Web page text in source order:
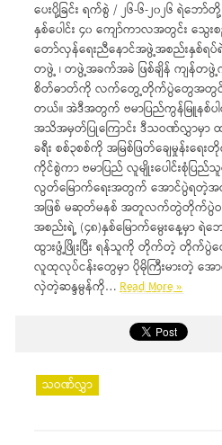
ပေးပို့ခြင်း ရက်စွဲ / ၂၆-၆-၂၀၂၆ ရဲဘ
နှစ်ပေါင်း ၄၀ ကျော်ကာလအတွင်း သွ
တော်လှန်ရေးညီနောင်အဖွဲ့အစည်းနှစ်ရပ်ရဲ့
တဖွဲ့ ၊ တဖွဲ့အခက်အခဲ ဖြစ်ချိန် ကျန်တ
စိတ်ဓာတ်ကို လက်တွေ့တိုက်ပွဲတွေအတွင်း
တယ်။ အဲဒီအတွက် ဗမာပြည်ကွန်မြူနစ်ပ
အသိအမှတ်ပြုကြောင်း ဒီသဝဏ်လွှာမှာ
ခရီး စစ်၃စစ်ကို အမြစ်ဖြတ်ချေမှုန်း
ကိုင်စွဲကာ ဗမာပြည် လူမျိုးပေါင်းစုံပ
လွတ်မြောက်ရေးအတွက် အောင်ပွဲရတဲ့
အဖြစ် မဆုတ်မနစ် အတူလက်တွဲတိုက်ပွဲဝင်
အစည်းရဲ့ (၄၈)နှစ်မြောက်မွေးနေ့မှာ ရဲ
ထွားဖွံ့ဖြိုးပြီး ရန်သူကို တိုက်တဲ့ တိုက်ပွဲတွ
လူထုလုပ်ငန်းတွေမှာ ပိုမိုကြီးမားတဲ့ အေ
လှဲတဲ့ဆန္ဒမွန်ကို…Read More »
သဝဏ်လွှာ